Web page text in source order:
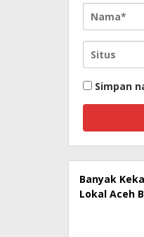
Simpan
Banyak
Lokal Aceh